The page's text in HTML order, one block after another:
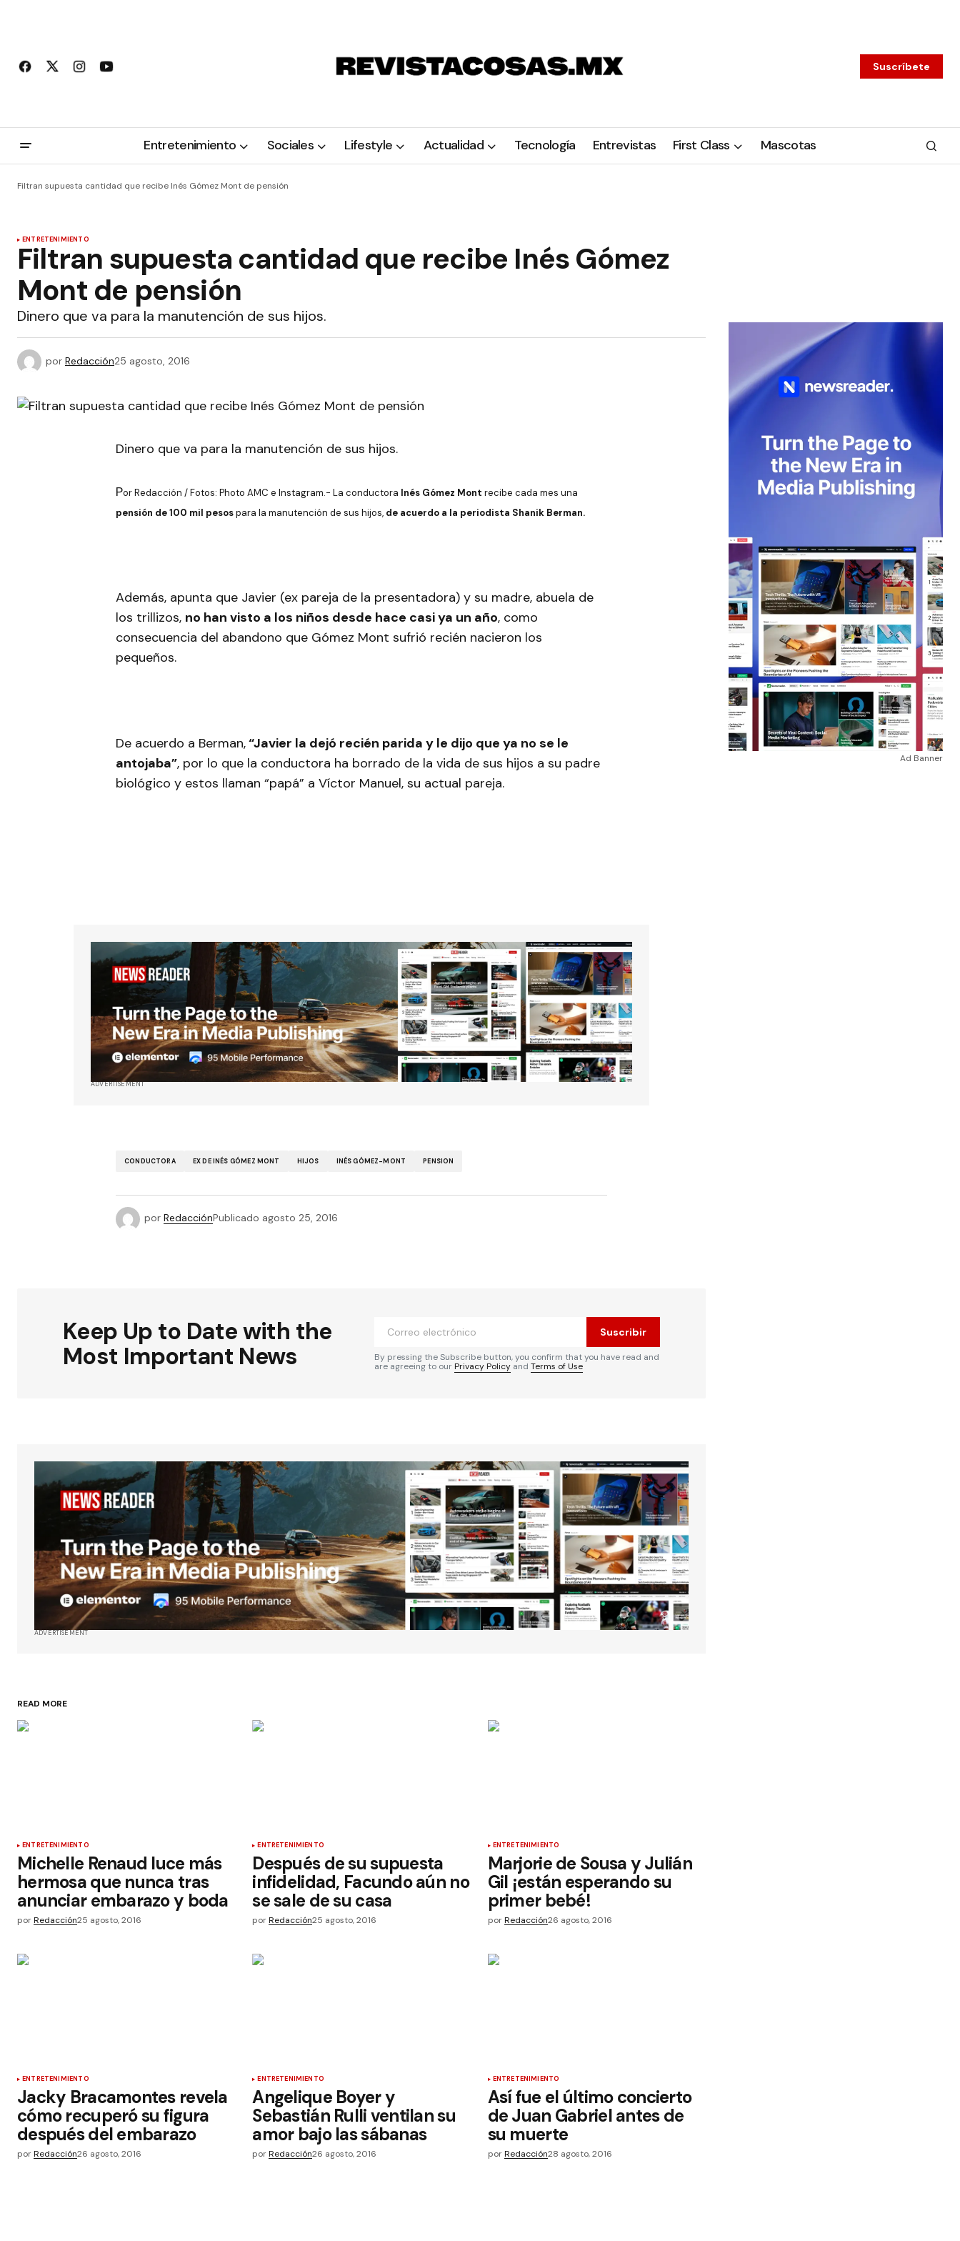
Suscríbete
Entretenimiento Sociales Lifestyle Actualidad Tecnología Entrevistas First Class Mascotas
Filtran supuesta cantidad que recibe Inés Gómez Mont de pensión
ENTRETENIMIENTO
Filtran supuesta cantidad que recibe Inés Gómez
Mont de pensión
Dinero que va para la manutención de sus hijos.
por Redacción25 agosto, 2016
Dinero que va para la manutención de sus hijos.
Por Redacción / Fotos: Photo AMC e Instagram.- La conductora Inés Gómez Mont recibe cada mes una
pensión de 100 mil pesospara la manutención de sus hijos, de acuerdo a la periodista Shanik Berman.
Además, apunta que Javier (ex pareja de la presentadora) y su madre, abuela de
los trillizos, no han visto a los niños desde hace casi ya un año, como
consecuencia del abandono que Gómez Mont sufrió recién nacieron los
pequeños.
De acuerdo a Berman,“Javier la dejó recién parida y le dijo que ya no se le
antojaba”, por lo que la conductora ha borrado de la vida de sus hijos a su padre
biológico y estos llaman “papá” a Víctor Manuel, su actual pareja.
ADVERTISEMENT
CONDUCTORA EX DE INÉS GÓMEZ MONT HIJOS INÉS GÓMEZ-MONT PENSION
por RedacciónPublicado agosto 25, 2016
Keep Up to Date with the
Most Important News
Suscribir
By pressing the Subscribe button, you confirm that you have read and
are agreeing to ourPrivacy Policy and Terms of Use
ADVERTISEMENT
READ MORE
ENTRETENIMIENTO
Michelle Renaud luce más
hermosa que nunca tras
anunciar embarazo y boda
porRedacción25 agosto, 2016
ENTRETENIMIENTO
Después de su supuesta
infidelidad, Facundo aún no
se sale de su casa
por Redacción25 agosto, 2016
ENTRETENIMIENTO
Marjorie de Sousa y Julián
Gil ¡están esperando su
primer bebé!
por Redacción26 agosto, 2016
ENTRETENIMIENTO
Jacky Bracamontes revela
cómo recuperó su figura
después del embarazo
porRedacción26 agosto, 2016
ENTRETENIMIENTO
Angelique Boyer y
Sebastián Rulli ventilan su
amor bajo las sábanas
por Redacción26 agosto, 2016
ENTRETENIMIENTO
Así fue el último concierto
de Juan Gabriel antes de
su muerte
por Redacción28 agosto, 2016
Ad Banner